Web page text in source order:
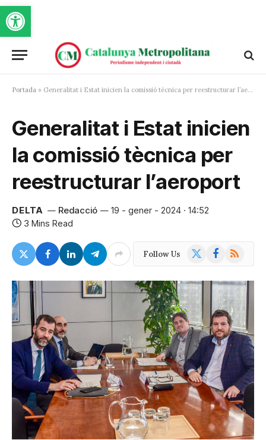
Obre la barra d'eines
Portada » Generalitat i Estat inicien la comissió tècnica per reestructurar l’aeroport
Generalitat i Estat inicien
la comissió tècnica per
reestructurar l’aeroport
DELTA Redacció
19 - gener - 2024 · 14:52
3 Mins Read
Follow Us Facebook
RSS